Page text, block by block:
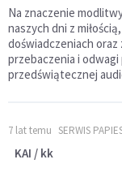
Na znaczenie
naszych dni z
doświadczeniach
przebaczenia i odwagi
przedświątecznej
7 lat temu SERWIS
KAI / kk